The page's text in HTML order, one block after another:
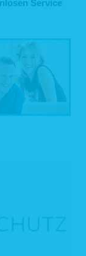
Service
verarbeitet werden.
Sie von uns über
die wir verarbeiten;
gegenüber denen
haben bzw. offenlegen
personenbezogenen
Aufsichtsbehörde;
der Daten, sofern die
wurden;
einschließlich
in diesen Fällen
Logik sowie die
einer derartigen